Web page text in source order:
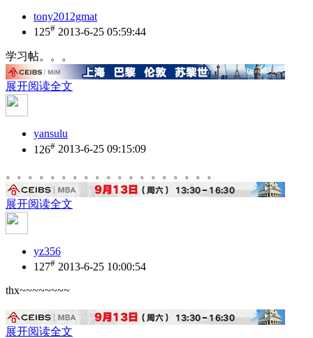
tony2012gmat
125# 2013-6-25 05:59:44
学习帖。。。
展开阅读全文
yansulu
126# 2013-6-25 09:15:09
。。。。。。。。。。。。。。。。。。。
展开阅读全文
yz356
127# 2013-6-25 10:00:54
thx~~~~~~~~
展开阅读全文